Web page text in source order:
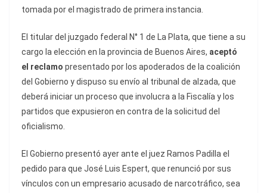
tomada por el magistrado de primera instancia.
El titular del juzgado federal N° 1 de La Plata, que tiene a su
cargo la elección en la provincia de Buenos Aires, aceptó
el reclamo presentado por los apoderados de la coalición
del Gobierno y dispuso su envío al tribunal de alzada, que
deberá iniciar un proceso que involucra a la Fiscalía y los
partidos que expusieron en contra de la solicitud del
oficialismo.
El Gobierno presentó ayer ante el juez Ramos Padilla el
pedido para que José Luis Espert, que renunció por sus
vínculos con un empresario acusado de narcotráfico, sea